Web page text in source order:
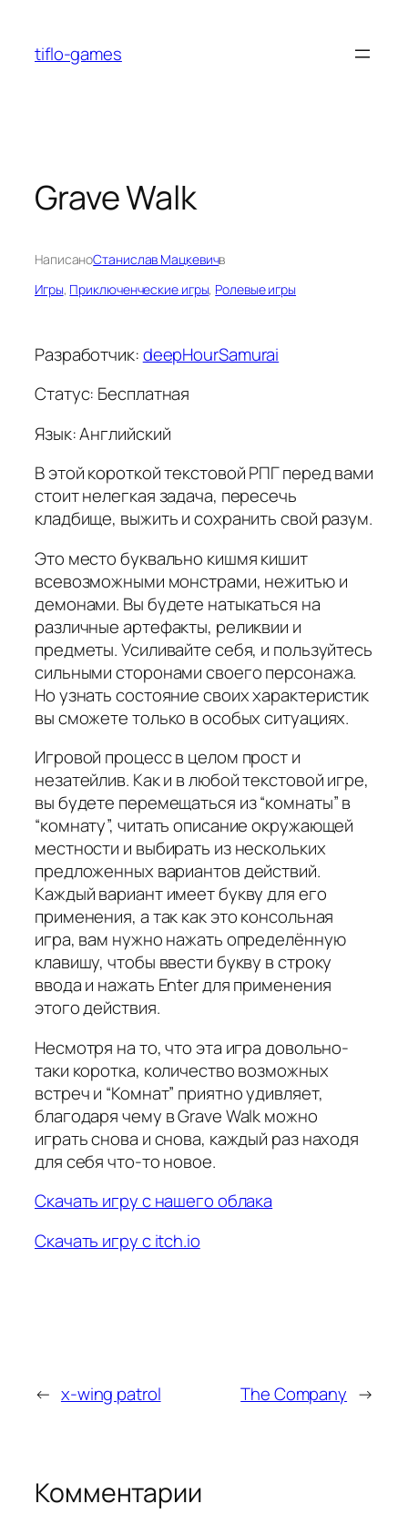
содержимому
tiflo-games
Grave Walk
НаписаноСтанислав Мацкевичв
Игры, Приключенческие игры, Ролевые игры
Разработчик:deepHourSamurai
Статус: Бесплатная
Язык: Английский
В этой короткой текстовой РПГ перед вами
стоит нелегкая задача, пересечь
кладбище, выжить и сохранить свой разум.
Это место буквально кишмя кишит
всевозможными монстрами, нежитью и
демонами. Вы будете натыкаться на
различные артефакты, реликвии и
предметы. Усиливайте себя, и пользуйтесь
сильными сторонами своего персонажа.
Но узнать состояние своих характеристик
вы сможете только в особых ситуациях.
Игровой процесс в целом прост и
незатейлив. Как и в любой текстовой игре,
вы будете перемещаться из “комнаты” в
“комнату”, читать описание окружающей
местности и выбирать из нескольких
предложенных вариантов действий.
Каждый вариант имеет букву для его
применения, а так как это консольная
игра, вам нужно нажать определённую
клавишу, чтобы ввести букву в строку
ввода и нажать Enter для применения
этого действия.
Несмотря на то, что эта игра довольно-
таки коротка, количество возможных
встреч и “Комнат” приятно удивляет,
благодаря чему в Grave Walk можно
играть снова и снова, каждый раз находя
для себя что-то новое.
Скачать игру с нашего облака
Скачать игру с itch.io
← x-wing patrol The Company →
Комментарии